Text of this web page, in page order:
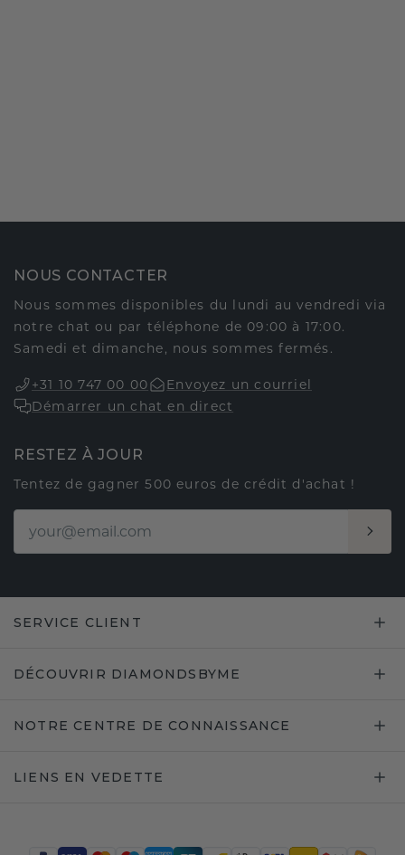
NOUS CONTACTER
Nous sommes disponibles du lundi au vendredi via
notre chat ou par téléphone de 09:00 à 17:00.
Samedi et dimanche, nous sommes fermés.
+31 10 747 00 00
Envoyez un courriel
Démarrer un chat en direct
RESTEZ À JOUR
Tentez de gagner 500 euros de crédit d'achat !
SERVICE CLIENT
DÉCOUVRIR DIAMONDSBYME
NOTRE CENTRE DE CONNAISSANCE
LIENS EN VEDETTE